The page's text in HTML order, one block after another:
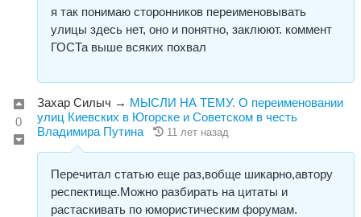
я так понимаю сторонников переименовывать
улицы здесь нет, оно и понятно, заклюют. коммент
ГОСТа выше всяких похвал
0
Захар Силыч → МЫСЛИ НА ТЕМУ. О переименовании
улиц Киевских в Югорске и Советском в честь
Владимира Путина
11 лет назад
Перечитал статью еще раз,вобще шикарно,автору
респектище.Можно разбирать на цитаты и
растаскивать по юмористическим форумам.